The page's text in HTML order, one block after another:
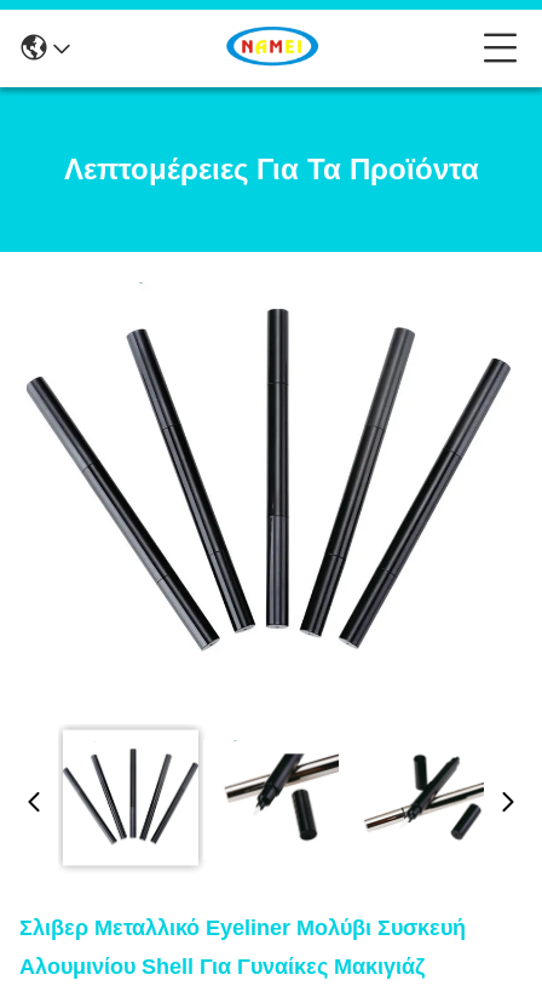
Λεπτομέρειες Για Τα Προϊόντα
Σλιβερ Μεταλλικό Eyeliner Μολύβι Συσκευή
Αλουμινίου Shell Για Γυναίκες Μακιγιάζ